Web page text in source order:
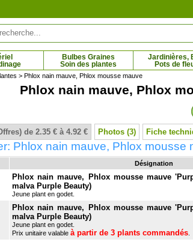
Bulbes Graines
Soin des plantes
Jardinières,
Pots de
Olivier, plant
> Phlox nain mauve, Phlox mousse mauve
Phlox nain mauve, Phlox
de 2.35 € à 4.92 € Photos (3) Fiche
Phlox nain mauve, Phlox mousse
Désignation
Phlox nain mauve, Phlox mousse mauve
malva Purple Beauty)
Jeune plant en godet.
Phlox nain mauve, Phlox mousse mauve
malva Purple Beauty)
Jeune plant en godet.
Prix unitaire valable à partir de 3 plants commandés